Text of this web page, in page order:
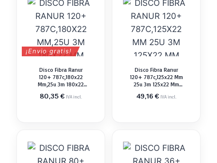
¡Envio gratis!
Disco Fibra Ranur
120+ 787c,180x22
Mm,25u 3m 180x22
80,35€ IVA incl.
Disco Fibra Ranur
120+ 787c,125x22 Mm
25u 3m 125x22 Mm
49,16€ IVA incl.